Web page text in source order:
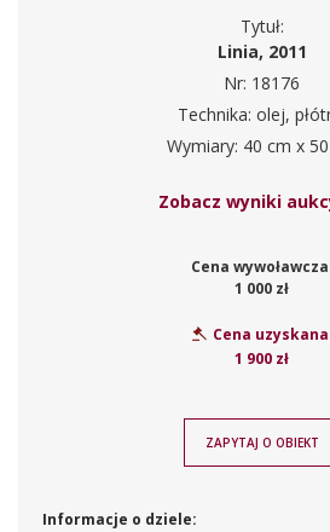
Tytuł:
Linia, 2011
Nr: 18176
Technika: olej,
Wymiary: 40 cm x
Zobacz wyniki
Cena
1 000 zł
Cena
1 900 zł
ZAPYTAJ O OBIEKT
Informacje o dziele: